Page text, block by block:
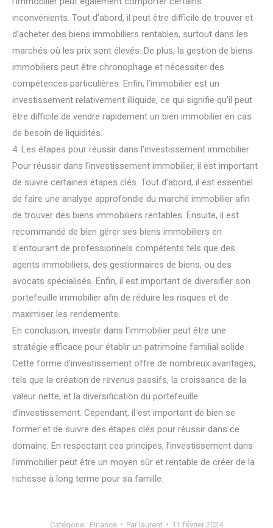
inconvénients. Tout d’abord, il peut être difficile de trouver et
d’acheter des biens immobiliers rentables, surtout dans les
marchés où les prix sont élevés. De plus, la gestion de biens
immobiliers peut être chronophage et nécessiter des
compétences particulières. Enfin, l’immobilier est un
investissement relativement illiquide, ce qui signifie qu’il peut
être difficile de vendre rapidement un bien immobilier en cas
de besoin de liquidités.
4. Les étapes pour réussir dans l’investissement immobilier
Pour réussir dans l’investissement immobilier, il est important
de suivre certaines étapes clés. Tout d’abord, il est essentiel
de faire une analyse approfondie du marché immobilier afin
de trouver des biens immobiliers rentables. Ensuite, il est
recommandé de bien gérer ses biens immobiliers en
s’entourant de professionnels compétents tels que des
agents immobiliers, des gestionnaires de biens, ou des
avocats spécialisés. Enfin, il est important de diversifier son
portefeuille immobilier afin de réduire les risques et de
maximiser les rendements.
En conclusion, investir dans l’immobilier peut être une
stratégie efficace pour établir un patrimoine familial solide.
Cette forme d’investissement offre de nombreux avantages,
tels que la création de revenus passifs, la croissance de la
valeur nette, et la diversification du portefeuille
d’investissement. Cependant, il est important de bien se
former et de suivre des étapes clés pour réussir dans ce
domaine. En respectant ces principes, l’investissement dans
l’immobilier peut être un moyen sûr et rentable de créer de la
richesse à long terme pour sa famille.
Catégorie : Finance Par laurent 11 février 2024